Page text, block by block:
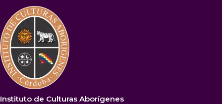
Instituto de Culturas Aborígenes